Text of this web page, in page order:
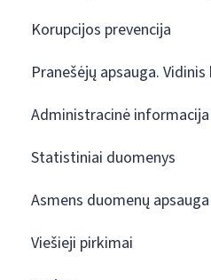
Korupcijos prevencija
Pranešėjų apsauga. Vidinis
Administracinė informacija
Statistiniai duomenys
Asmens duomenų apsauga
Viešieji pirkimai